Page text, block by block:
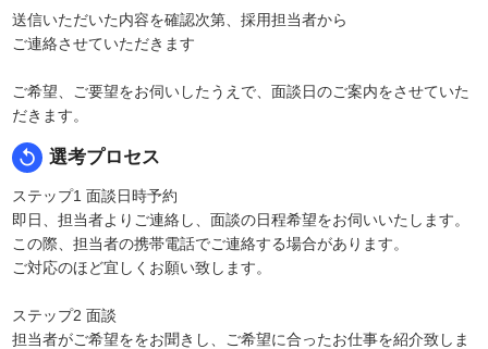
送信いただいた内容を確認次第、採用担当者から
ご連絡させていただきます
ご希望、ご要望をお伺いしたうえで、面談日のご案内をさせていた
だきます。
replay 選考プロセス
ステップ1 面談日時予約
即日、担当者よりご連絡し、面談の日程希望をお伺いいたします。
この際、担当者の携帯電話でご連絡する場合があります。
ご対応のほど宜しくお願い致します。
ステップ2 面談
担当者がご希望ををお聞きし、ご希望に合ったお仕事を紹介致しま